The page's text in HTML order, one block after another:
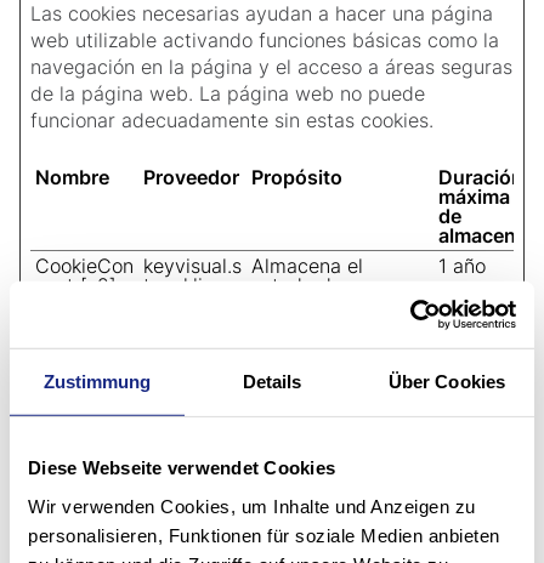
Zustimmung Details Über Cookies
Diese Webseite verwendet Cookies
Wir verwenden Cookies, um Inhalte und Anzeigen zu
personalisieren, Funktionen für soziale Medien anbieten
Las cookies necesarias ayudan a hacer una página
web utilizable activando funciones básicas como la
navegación en la página y el acceso a áreas seguras
de la página web. La página web no puede
funcionar adecuadamente sin estas cookies.
Nombre Proveedor Propósito
Duración
máxima
de
CookieCon
sent [x2]
keyvisual.s
toecklin.co
Almacena el
estado de
consentimiento de
cookies del usuario
para el dominio
1 año
fe_typo_us
er
www.stoe
cklin.com
Conserva los
estados de los
página.
Sesión
Estadística (2)